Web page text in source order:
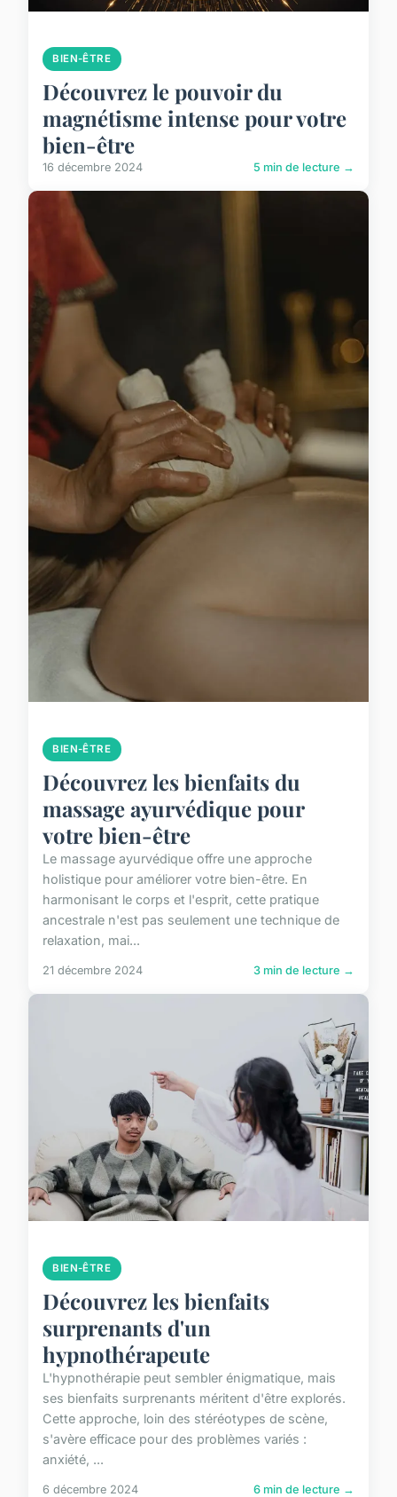
BIEN-ÊTRE
Découvrez le pouvoir du
magnétisme intense pour votre
bien-être
16 décembre 2024 5 min de lecture →
BIEN-ÊTRE
Découvrez les bienfaits du
massage ayurvédique pour
votre bien-être
Le massage ayurvédique offre une approche
holistique pour améliorer votre bien-être. En
harmonisant le corps et l'esprit, cette pratique
ancestrale n'est pas seulement une technique de
relaxation, mai...
21 décembre 2024 3 min de lecture →
BIEN-ÊTRE
Découvrez les bienfaits
surprenants d'un
hypnothérapeute
L'hypnothérapie peut sembler énigmatique, mais
ses bienfaits surprenants méritent d'être explorés.
Cette approche, loin des stéréotypes de scène,
s'avère efficace pour des problèmes variés :
anxiété, ...
6 décembre 2024 6 min de lecture →